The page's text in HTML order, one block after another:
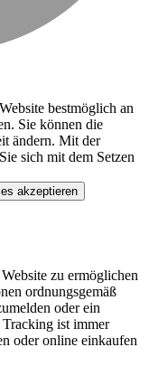
bestmöglich an
Sie können die
ändern. Mit der
sich mit dem Setzen
akzeptieren
zu ermöglichen
ordnungsgemäß
oder ein
ist immer
oder online einkaufen